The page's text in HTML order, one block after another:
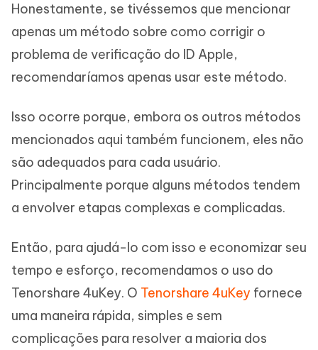
Honestamente, se tivéssemos que mencionar
apenas um método sobre como corrigir o
problema de verificação do ID Apple,
recomendaríamos apenas usar este método.
Isso ocorre porque, embora os outros métodos
mencionados aqui também funcionem, eles não
são adequados para cada usuário.
Principalmente porque alguns métodos tendem
a envolver etapas complexas e complicadas.
Então, para ajudá-lo com isso e economizar seu
tempo e esforço, recomendamos o uso do
Tenorshare 4uKey. O Tenorshare 4uKey fornece
uma maneira rápida, simples e sem
complicações para resolver a maioria dos